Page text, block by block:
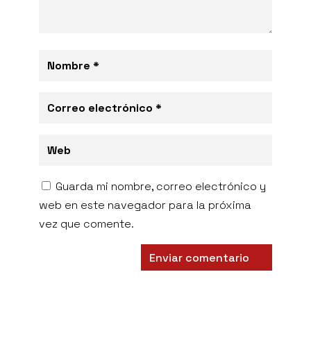
Guarda mi nombre, correo electrónico y
web en este navegador para la próxima
vez que comente.